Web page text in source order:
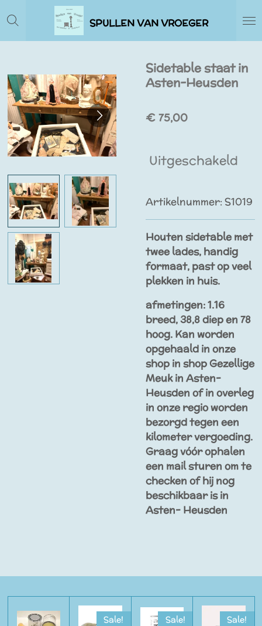
Ga
direct
naar
SPULLEN VAN VROEGER
Sidetable staat in
Asten-Heusden
€ 75,00
Uitgeschakeld
Artikelnummer: S1019
Houten sidetable met
twee lades, handig
formaat, past op veel
plekken in huis.
afmetingen: 1.16
breed, 38,8 diep en 78
hoog. Kan worden
opgehaald in onze
shop in shop Gezellige
Meuk in Asten-
Heusden of in overleg
in onze regio worden
bezorgd tegen een
kilometer vergoeding.
Graag vóór ophalen
een mail sturen om te
checken of hij nog
beschikbaar is in
Asten- Heusden
Sale! Sale! Sale!